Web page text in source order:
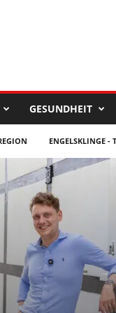
GESUNDHEIT
ENGELSKLINGE -